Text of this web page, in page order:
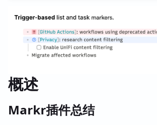
概述
Markr插件总结